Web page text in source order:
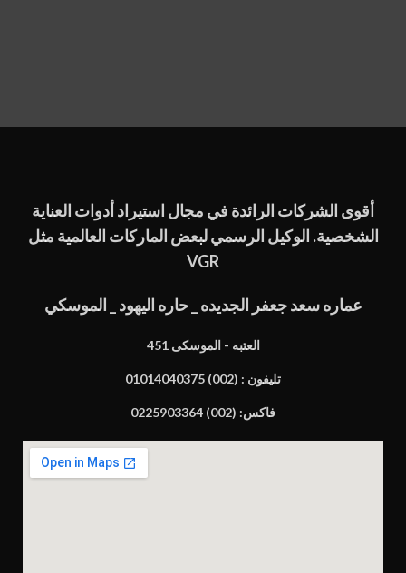
أقوى الشركات الرائدة في مجال استيراد أدوات العناية
الشخصية. الوكيل الرسمي لبعض الماركات العالمية مثل
VGR
عماره سعد جعفر الجديده _ حاره اليهود _ الموسكي
451 العتبه - الموسكى
تليفون : (002) 01014040375
فاكس: (002) 0225903364